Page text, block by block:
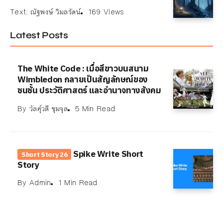
Text: ณัฐพงษ์ วิมลรัตน์ 169 Views
Latest Posts
The White Code : เมื่อสีขาวบนสนาม
Wimbledon กลายเป็นสัญลักษณ์ของ
ชนชั้น ประวัติศาสตร์ และอำนาจทางสังคม
By วัลคุ์วดี ชุมจุล 5 Min Read
Short Story 26
Spike Write Short
Story
By Admin 1 Min Read